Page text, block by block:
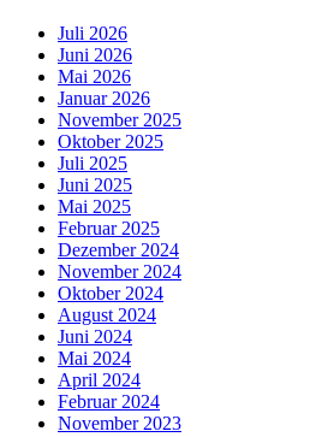
Juli 2026
Juni 2026
Mai 2026
Januar 2026
November 2025
Oktober 2025
Juli 2025
Juni 2025
Mai 2025
Februar 2025
Dezember 2024
November 2024
Oktober 2024
August 2024
Juni 2024
Mai 2024
April 2024
Februar 2024
November 2023